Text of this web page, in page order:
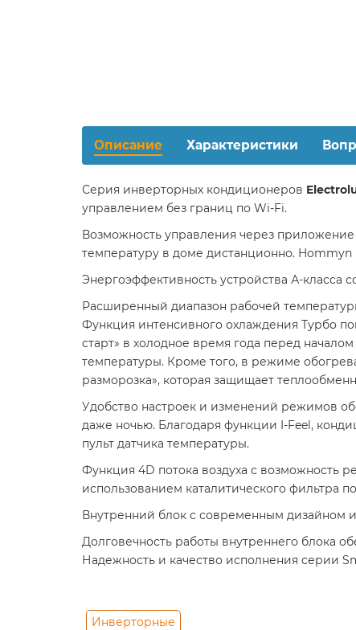
Описание Характеристики
Серия инверторных кондиционеров
управлением без границ по Wi-Fi.
Возможность управления через
температуру в доме дистанционно.
Энергоэффективность устройства А-класса
Расширенный диапазон рабочей
Функция интенсивного охлаждения Турбо
старт» в холодное время года перед
температуры. Кроме того, в режиме
разморозка», которая защищает
Удобство настроек и изменений режимов
даже ночью. Благодаря функции I-Feel,
пульт датчика температуры.
Функция 4D потока воздуха с возможность
использованием каталитического фильтра
Внутренний блок с современным дизайном
Долговечность работы внутреннего блока
Надежность и качество исполнения серии
Инверторные